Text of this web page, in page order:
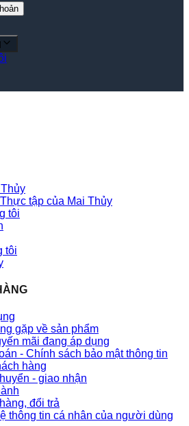
tập của Mai Thủy
tôi
tôi
gặp về sản phẩm
mãi đang áp dụng
- Chính sách bảo mật thông tin
hàng
- giao nhận
đổi trả
thông tin cá nhân của người dùng